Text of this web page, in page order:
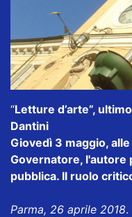
“Letture d’arte”,
Dantini
Giovedì 3 maggio,
Governatore, l'autore
pubblica. Il ruolo
Parma, 26 aprile 2018.